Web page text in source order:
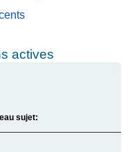
actives
sujet: